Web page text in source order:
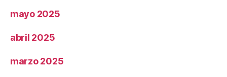
mayo 2025
abril 2025
marzo 2025